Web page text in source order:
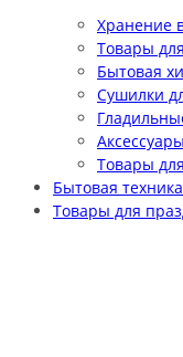
Хранение
Товары
Бытовая
Сушилки
Товары
Бытовая техника
Товары для